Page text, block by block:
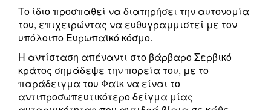
Το ίδιο προσπαθεί να διατηρήσει την αυτονομία
του, επιχειρώντας να ευθυγραμμιστεί με τον
υπόλοιπο Ευρωπαϊκό κόσμο.
Η αντίσταση απέναντι στο βάρβαρο Σερβικό
κράτος σημάδεψε την πορεία του, με το
παράδειγμα του Φαϊκ να είναι το
αντιπροσωπευτικότερο δείγμα μίας